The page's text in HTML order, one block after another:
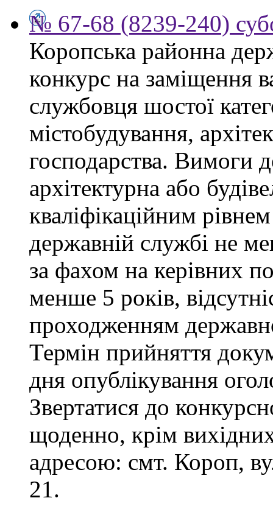
№ 67-68 (8239-240)
Коропська районна
конкурс на заміщення
службовця шостої
містобудування,
господарства. Вимоги
архітектурна або
кваліфікаційним
державній службі не
за фахом на керівних
менше 5 років,
проходженням
Термін прийняття
дня опублікування
Звертатися до
щоденно, крім
адресою: смт. Короп,
21.